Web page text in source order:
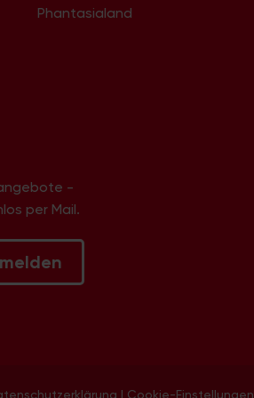
Phantasialand
-
per Mail.
| Cookie-Einstellungen